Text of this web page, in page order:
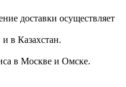
доставки осуществляет
и в Казахстан.
в Москве и Омске.